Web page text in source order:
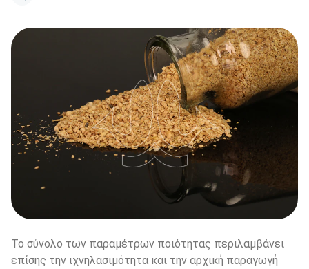
Το σύνολο των παραμέτρων ποιότητας περιλαμβάνει
επίσης την ιχνηλασιμότητα και την αρχική παραγωγή